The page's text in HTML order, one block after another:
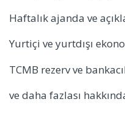
Haftalık ajanda ve
Yurtiçi ve yurtdışı
TCMB rezerv ve
ve daha fazlası